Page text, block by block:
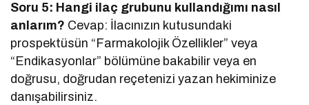
Soru 5: Hangi ilaç grubunu kullandığımı nasıl
anlarım? Cevap: İlacınızın kutusundaki
prospektüsün “Farmakolojik Özellikler” veya
“Endikasyonlar” bölümüne bakabilir veya en
doğrusu, doğrudan reçetenizi yazan hekiminize
danışabilirsiniz.